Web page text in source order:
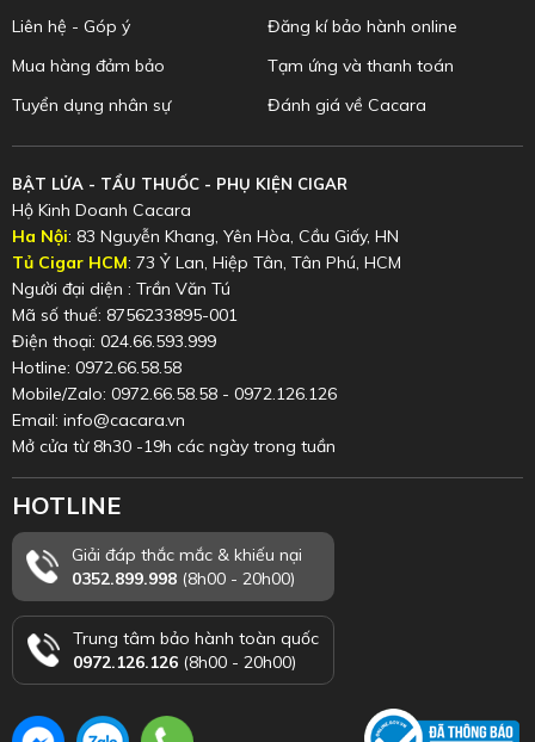
Liên hệ - Góp ý
Mua hàng đảm bảo
Tuyển dụng nhân sự
Đăng kí bảo hành online
Tạm ứng và thanh toán
Đánh giá về Cacara
BẬT LỬA - TẨU THUỐC - PHỤ KIỆN CIGAR
Hộ Kinh Doanh Cacara
Ha Nội: 83 Nguyễn Khang, Yên Hòa, Cầu Giấy, HN
Tủ Cigar HCM: 73 Ỷ Lan, Hiệp Tân, Tân Phú, HCM
Người đại diện : Trần Văn Tú
Mã số thuế: 8756233895-001
Điện thoại: 024.66.593.999
Hotline: 0972.66.58.58
Mobile/Zalo: 0972.66.58.58 - 0972.126.126
Email: info@cacara.vn
Mở cửa từ 8h30 -19h các ngày trong tuần
HOTLINE
Giải đáp thắc mắc & khiếu nại
0352.899.998 (8h00 - 20h00)
Trung tâm bảo hành toàn quốc
0972.126.126 (8h00 - 20h00)